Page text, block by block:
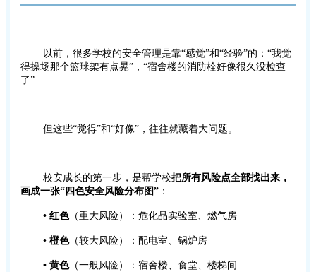
以前，很多学校的安全管理是靠“感觉”和“经验”的：“我觉
得操场那个篮球架有点晃”，“宿舍楼的消防栓好像很久没检查
了”... ...
但这些“觉得”和“好像”，往往就藏着大问题。
校安成长的第一步，是帮学校把所有风险点全部找出来，
画成一张“四色安全风险分布图” ：
• 红色（重大风险）：危化品实验室、燃气房
• 橙色（较大风险）：配电室、锅炉房
• 黄色（一般风险）：宿舍楼、食堂、楼梯间